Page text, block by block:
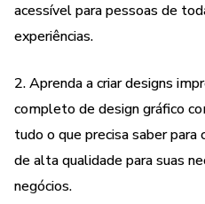
acessível para pessoas de
experiências.
2. Aprenda a criar designs
completo de design gráfico
tudo o que precisa saber para
de alta qualidade para suas
negócios.